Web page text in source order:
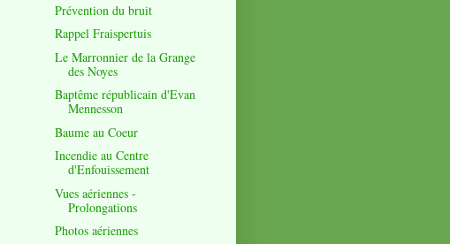
Prévention du bruit
Rappel Fraispertuis
Le Marronnier de la Grange
des Noyes
Baptême républicain d'Evan
Mennesson
Baume au Coeur
Incendie au Centre
d'Enfouissement
Vues aériennes -
Prolongations
Photos aériennes